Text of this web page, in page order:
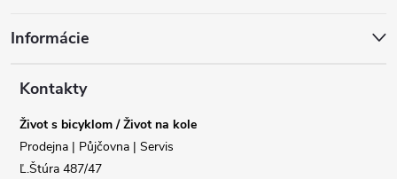
pInformácie
Kontakty
Život s bicyklom / Život na kole
Prodejna | Půjčovna | Servis
Ľ.Štúra 487/47